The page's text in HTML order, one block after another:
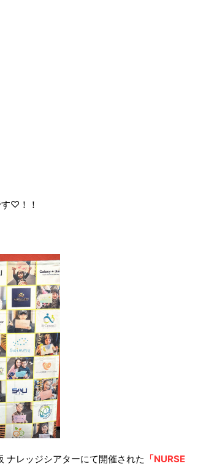
♡！！
ナレッジシアターにて開催された 「NURSE